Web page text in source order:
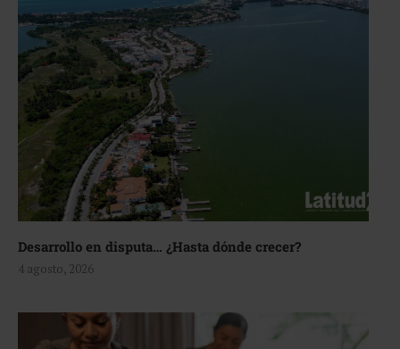
Desarrollo en disputa… ¿Hasta dónde crecer?
4 agosto, 2026